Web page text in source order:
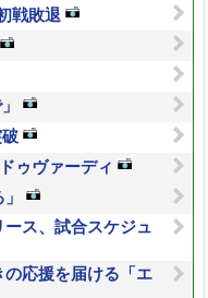
戦敗退
ゥヴァーディ
ス、試合スケジュ
応援を届ける「エ